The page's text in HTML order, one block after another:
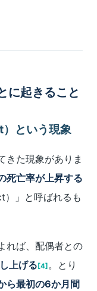
に起きること
という現象
きた現象がありま
死亡率が上昇する
」と呼ばれるも
れば、配偶者との
上げる [4] 。とり
ら最初の6か月間